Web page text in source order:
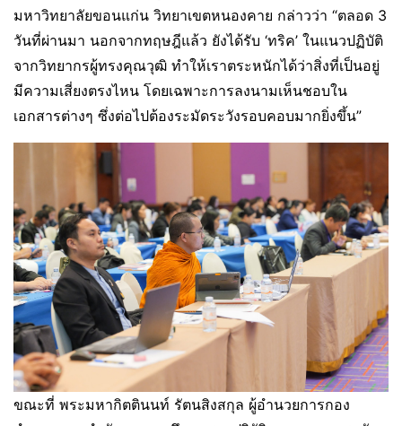
มหาวิทยาลัยขอนแก่น วิทยาเขตหนองคาย กล่าวว่า “ตลอด 3
วันที่ผ่านมา นอกจากทฤษฎีแล้ว ยังได้รับ ‘ทริค’ ในแนวปฏิบัติ
จากวิทยากรผู้ทรงคุณวุฒิ ทำให้เราตระหนักได้ว่าสิ่งที่เป็นอยู่
มีความเสี่ยงตรงไหน โดยเฉพาะการลงนามเห็นชอบใน
เอกสารต่างๆ ซึ่งต่อไปต้องระมัดระวังรอบคอบมากยิ่งขึ้น”
ขณะที่ พระมหากิตตินนท์ รัตนสิงสกุล ผู้อำนวยการกอง